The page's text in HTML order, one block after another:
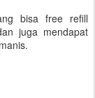
bisa free refill
juga mendapat